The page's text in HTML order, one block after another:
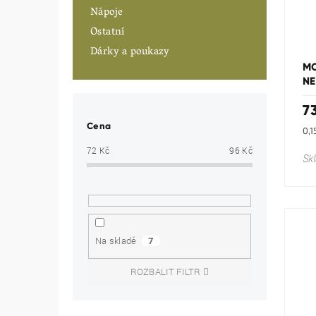
Nápoje
Ostatní
Dárky a poukazy
Cena
72 Kč 96 Kč
Na skladě 7
ROZBALIT FILTR